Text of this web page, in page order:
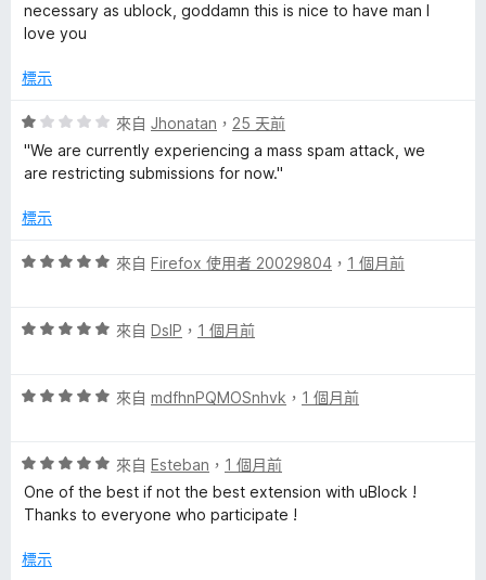
分
滿
分
分
5
分
滿
5
分
necessary as ublock, goddamn this is nice to have man I
love you
標示
評
價
1
，
分
來自 Jhonatan ， 25 天前
''We are currently experiencing a mass spam attack, we
are restricting submissions for now.''
標示
評
分
分
來自 Firefox 使用者 20029804 ， 1 個月前
評
分
分
5
分
來自 DslP ， 1 個月前
評
分
，
滿
5
來自 mdfhnPQMOSnhvk ， 1 個月前
評
價
5
，
來自 Esteban ， 1 個月前
One of the best if not the best extension with uBlock !
Thanks to everyone who participate !
標示